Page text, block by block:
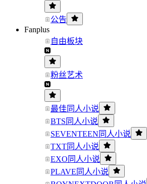
公告
Fanplus
自由板块
粉丝艺术
最佳同人小说
BTS同人小说
SEVENTEEN同人小说
TXT同人小说
EXO同人小说
PLAVE同人小说